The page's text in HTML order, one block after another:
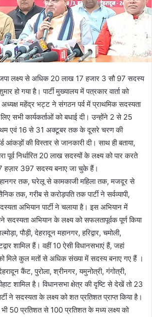
i
l
लक्ष्य से अधिक 20 लाख 17 हजार 3 सौ 97 सदस्य
हो गया है। पार्टी मुख्यालय में पत्रकार वार्ता को
महेंद्र भट्ट ने संगठन पर्व में प्राथमिक सदस्यता
सभी कार्यकर्ताओं को बधाई दी। उन्होंने 2 से 25
एवं 16 से 31 अक्टूबर तक के दूसरे चरण की
आंकड़ों की विस्तार से जानकारी दी। साथ ही बताया,
पूर्व निर्धारित 20 लाख सदस्यों के लक्ष्य को पार करते
397 सदस्य बनाए जा चुके हैं।
तक, घरेलू से कामकाजी महिला तक, मजदूर से
तक, गरीब से करोड़पति तक पार्टी ने सर्वव्यापी,
अभियान पार्टी ने चलाया है। इस अभियान में
अभियान के लक्ष्य को सफलतापूर्वक पूर्ण किया
पौड़ी, देहरादून महानगर, हरिद्वार, चमोली,
शामिल हैं। वहीं 10 ऐसी विधानसभाएं हैं, जहां
को मिले कुल मतों से अधिक संख्या में सदस्य बनाए गए हैं ।
कैंट, पुरोला, श्रीनगर, यमुनोत्री, गंगोत्री,
शामिल है। विधानसभा क्षेत्र की दृष्टि से देखें तो 23
ने सदस्यता के लक्ष्य को शत प्रतिशत प्राप्त किया है।
50 प्रतिशत से 100 प्रतिशत के मध्य लक्ष्य को